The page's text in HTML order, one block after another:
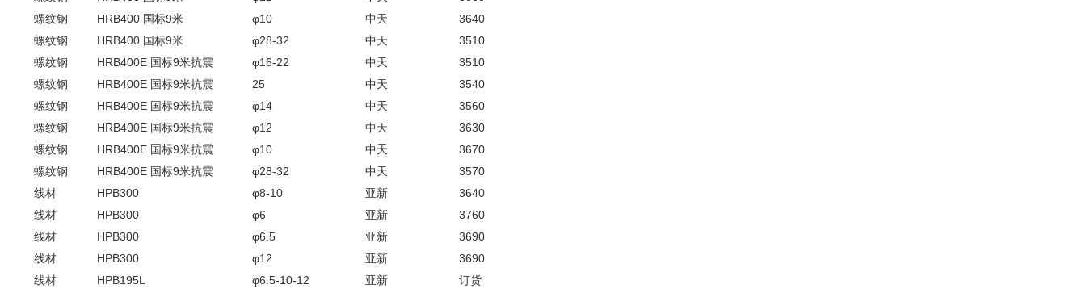
螺纹钢
HRB400 国标9米 φ10 中天
3640
螺纹钢
HRB400 国标9米 φ28-32 中天
3510
螺纹钢
HRB400E 国标9米抗震 φ16-22 中天
3510
螺纹钢
HRB400E 国标9米抗震 25 中天
3540
螺纹钢
HRB400E 国标9米抗震 φ14 中天
3560
螺纹钢
HRB400E 国标9米抗震 φ12 中天
3630
螺纹钢
HRB400E 国标9米抗震 φ10 中天
3670
螺纹钢
HRB400E 国标9米抗震 φ28-32 中天
3570
线材
HPB300 φ8-10 亚新
3640
线材
HPB300 φ6 亚新
3760
线材
HPB300 φ6.5 亚新
3690
线材
HPB300 φ12 亚新
3690
线材
HPB195L φ6.5-10-12 亚新
订货